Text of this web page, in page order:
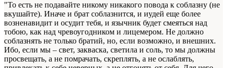
"То есть не подавайте никому никакого повода к соблазну (не
вкушайте). Иначе и брат соблазнится, и иудей еще более
возненавидит и осудит тебя, и язычник будет смеяться над
тобою, как над чревоугодником и лицемером. Не должно
соблазнять не только братий, но, если возможно, и внешних.
Ибо, если мы – свет, закваска, светила и соль, то мы должны
просвещать, а не помрачать, скреплять, а не ослаблять,